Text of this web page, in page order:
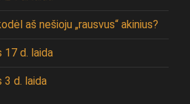
aš nešioju „rausvus“ akinius?
17 d. laida
3 d. laida